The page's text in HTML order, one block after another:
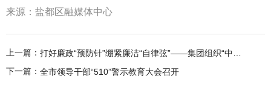
来源：盐都区融媒体中心
上一篇：
下一篇： 全市领导干部“510”警示教育大会召开